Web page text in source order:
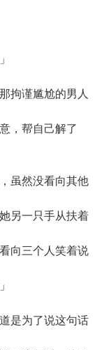
谨尴尬的男人
，帮自己解了
虽然没看向其他
另一只手从扶着
向三个人笑着说
是为了说这句话